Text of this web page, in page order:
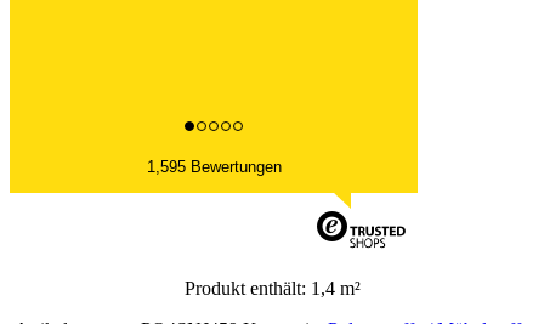
1,595 Bewertungen
Produkt enthält: 1,4 m²